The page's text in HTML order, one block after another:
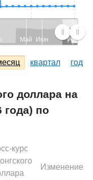
Май Июн Авг
квартал год
доллара на
года) по
курс
Изменение